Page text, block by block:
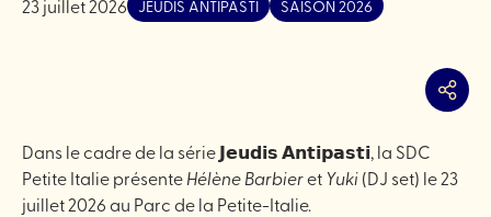
23 juillet 2026 JEUDIS ANTIPASTI SAISON 2026
Dans le cadre de la série 𝗝𝗲𝘂𝗱𝗶𝘀 𝗔𝗻𝘁𝗶𝗽𝗮𝘀𝘁𝗶, la SDC
Petite Italie présenteHélène Barbieret Yuki(DJ set) le 23
juillet 2026 au Parc de la Petite-Italie.